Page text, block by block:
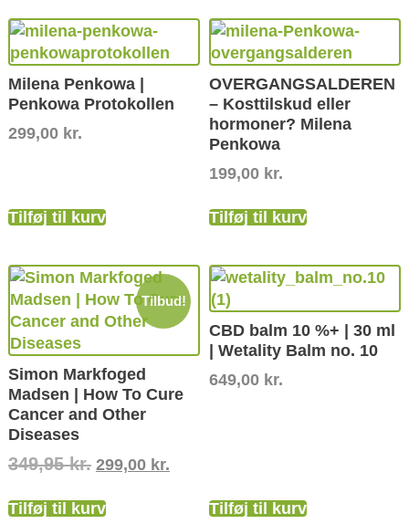
Milena Penkowa |
Penkowa Protokollen
299,00 kr.
Tilføj til kurv
OVERGANGSALDEREN
– Kosttilskud eller
hormoner? Milena
Penkowa
199,00 kr.
Tilføj til kurv
Tilbud!
Simon Markfoged
Madsen | How To Cure
Cancer and Other
Diseases
349,95kr. 299,00 kr.
Tilføj til kurv
CBD balm 10 %+ | 30 ml
| Wetality Balm no. 10
649,00 kr.
Tilføj til kurv